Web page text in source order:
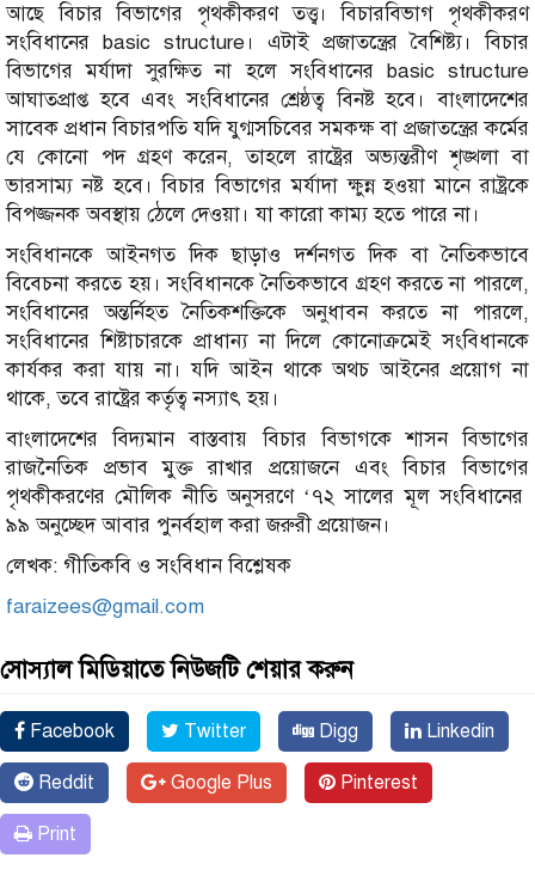
আছে বিচার বিভাগের পৃথকীকরণ তত্ত্ব। বিচারবিভাগ পৃথকীকরণ
সংবিধানের basic structure। এটাই প্রজাতন্ত্রের বৈশিষ্ট্য। বিচার
বিভাগের মর্যাদা সুরক্ষিত না হলে সংবিধানের basic structure
আঘাতপ্রাপ্ত হবে এবং সংবিধানের শ্রেষ্ঠত্ব বিনষ্ট হবে। বাংলাদেশের
সাবেক প্রধান বিচারপতি যদি যুগ্মসচিবের সমকক্ষ বা প্রজাতন্ত্রের কর্মের
যে কোনো পদ গ্রহণ করেন, তাহলে রাষ্ট্রের অভ্যন্তরীণ শৃঙ্খলা বা
ভারসাম্য নষ্ট হবে। বিচার বিভাগের মর্যাদা ক্ষুন্ন হওয়া মানে রাষ্ট্রকে
বিপজ্জনক অবস্থায় ঠেলে দেওয়া। যা কারো কাম্য হতে পারে না।
সংবিধানকে আইনগত দিক ছাড়াও দর্শনগত দিক বা নৈতিকভাবে
বিবেচনা করতে হয়। সংবিধানকে নৈতিকভাবে গ্রহণ করতে না পারলে,
সংবিধানের অন্তর্নিহত নৈতিকশক্তিকে অনুধাবন করতে না পারলে,
সংবিধানের শিষ্টাচারকে প্রাধান্য না দিলে কোনোক্রমেই সংবিধানকে
কার্যকর করা যায় না। যদি আইন থাকে অথচ আইনের প্রয়োগ না
থাকে, তবে রাষ্ট্রের কর্তৃত্ব নস্যাৎ হয়।
বাংলাদেশের বিদ্যমান বাস্তবায় বিচার বিভাগকে শাসন বিভাগের
রাজনৈতিক প্রভাব মুক্ত রাখার প্রয়োজনে এবং বিচার বিভাগের
পৃথকীকরণের মৌলিক নীতি অনুসরণে ‘৭২ সালের মূল সংবিধানের
৯৯ অনুচ্ছেদ আবার পুনর্বহাল করা জরুরী প্রয়োজন।
লেখক: গীতিকবি ও সংবিধান বিশ্লেষক
faraizees@gmail.com
সোস্যাল মিডিয়াতে নিউজটি শেয়ার করুন
Facebook Twitter Digg Linkedin
Reddit Google Plus Pinterest
Print